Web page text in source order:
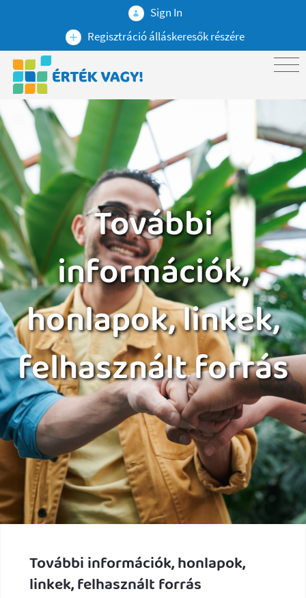
Sign In
Regisztráció álláskeresők részére
További
információk,
honlapok, linkek,
felhasznált forrás
További információk, honlapok,
linkek, felhasznált forrás